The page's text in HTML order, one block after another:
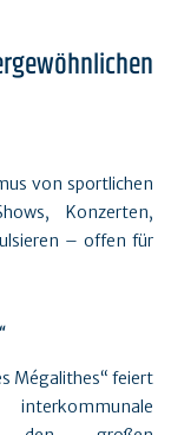
von sportlichen
Konzerten,
– offen für
Mégalithes“ feiert